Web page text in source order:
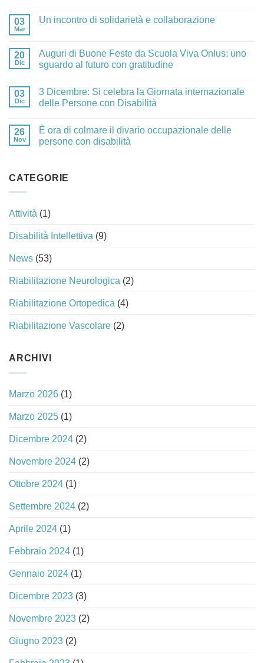
03
Mar
Un incontro di solidarietà e collaborazione
20
Dic
Auguri di Buone Feste da Scuola Viva Onlus: uno
sguardo al futuro con gratitudine
03
Dic
3 Dicembre: Si celebra la Giornata internazionale
delle Persone con Disabilità
26
Nov
È ora di colmare il divario occupazionale delle
persone con disabilità
CATEGORIE
Attività (1)
Disabilità Intellettiva (9)
News (53)
Riabilitazione Neurologica (2)
Riabilitazione Ortopedica (4)
Riabilitazione Vascolare (2)
ARCHIVI
Marzo 2026 (1)
Marzo 2025 (1)
Dicembre 2024 (2)
Novembre 2024 (2)
Ottobre 2024 (1)
Settembre 2024 (2)
Aprile 2024 (1)
Febbraio 2024 (1)
Gennaio 2024 (1)
Dicembre 2023 (3)
Novembre 2023 (2)
Giugno 2023 (2)